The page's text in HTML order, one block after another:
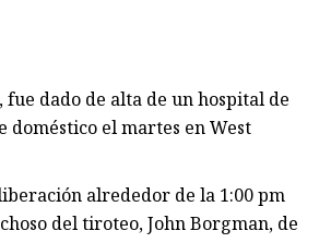
dado de alta de un hospital de
el martes en West
alrededor de la 1:00 pm
del tiroteo, John Borgman, de